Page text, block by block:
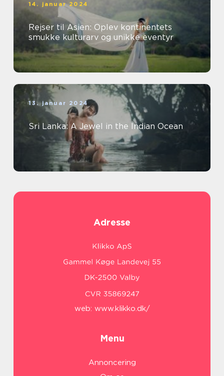
14. januar 2024
Rejser til Asien: Oplev kontinentets
smukke kulturarv og unikke eventyr
13. januar 2024
Sri Lanka: A Jewel in the Indian Ocean
Adresse
web: www.klikko.dk/
Menu
Annoncering